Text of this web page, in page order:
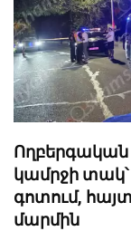
Ողբերգական
կամրջի
գոտում,
մարմին